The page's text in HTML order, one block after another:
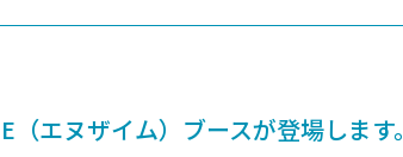
エヌザイム）ブースが登場します。